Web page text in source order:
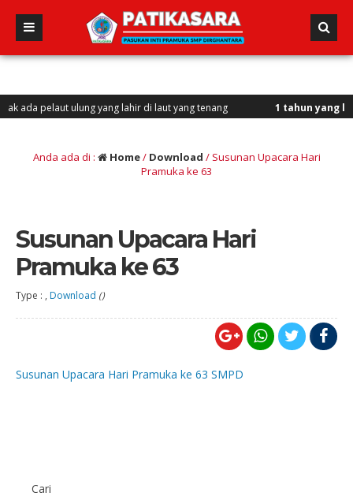
ulung yang lahir di laut yang tenang 1 tahun yang lalu/ Vini,
Anda ada di : Home/ Download / Susunan Upacara Hari
Pramuka ke 63
Susunan Upacara Hari
Pramuka ke 63
Type : , Download ()
Susunan Upacara Hari Pramuka ke 63 SMPD
Cari